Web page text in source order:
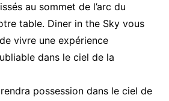
au sommet de l’arc du
table. Diner in the Sky vous
vivre une expérience
dans le ciel de la
possession dans le ciel de